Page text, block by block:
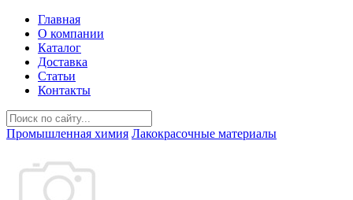
Главная
О компании
Каталог
Доставка
Статьи
Контакты
Промышленная химия Лакокрасочные материалы